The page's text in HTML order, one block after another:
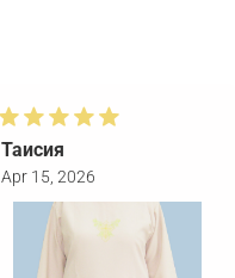
Таисия
Apr 15, 2026